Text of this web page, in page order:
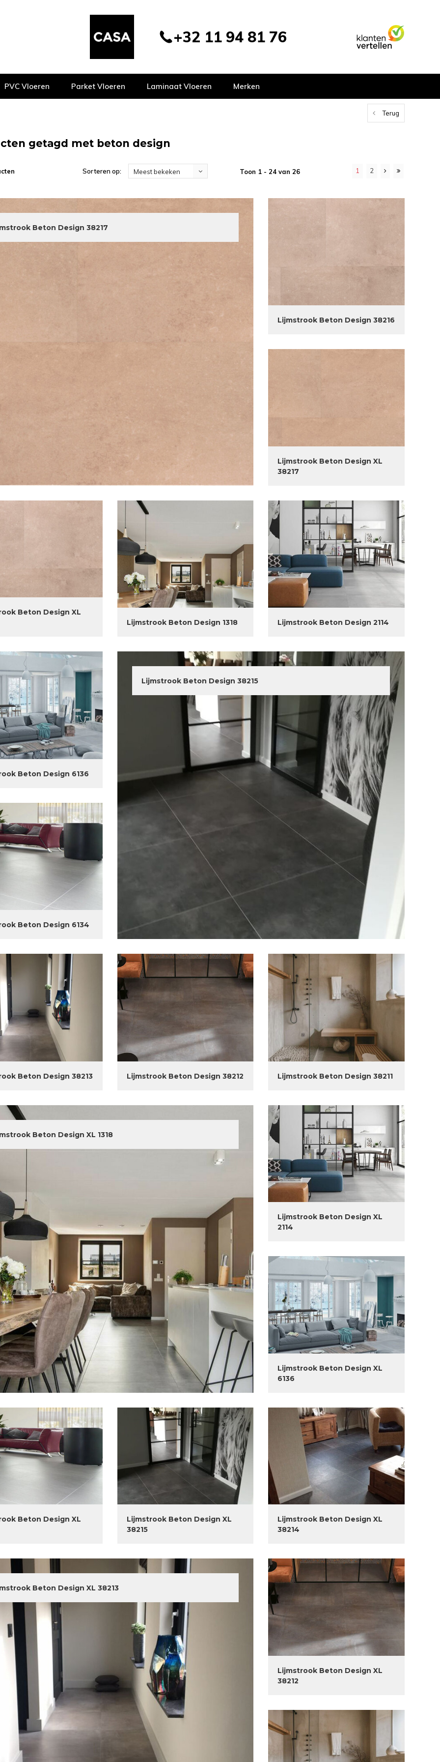
+32 11 94 81 76
PVC Vloeren Parket Vloeren Laminaat Vloeren Merken
Terug
getagd met beton design
Sorteren op: Meest bekeken Toon 1 - 24 van 26 1 2
Beton Design 38217
Lijmstrook Beton Design 38216
Lijmstrook Beton Design XL
38217
Beton Design XL
Lijmstrook Beton Design 1318
Lijmstrook Beton Design 2114
Beton Design 6136
Beton Design 6134
Lijmstrook Beton Design 38215
Beton Design 38213 Lijmstrook Beton Design 38212 Lijmstrook Beton Design 38211
Beton Design XL 1318
Lijmstrook Beton Design XL
2114
Lijmstrook Beton Design XL
6136
Beton Design XL
Lijmstrook Beton Design XL
38215
Lijmstrook Beton Design XL
38214
Beton Design XL 38213
Lijmstrook Beton Design XL
38212